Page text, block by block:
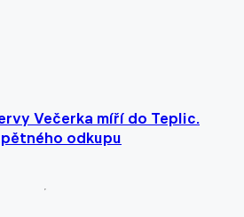
Večerka míří do Teplic.
odkupu